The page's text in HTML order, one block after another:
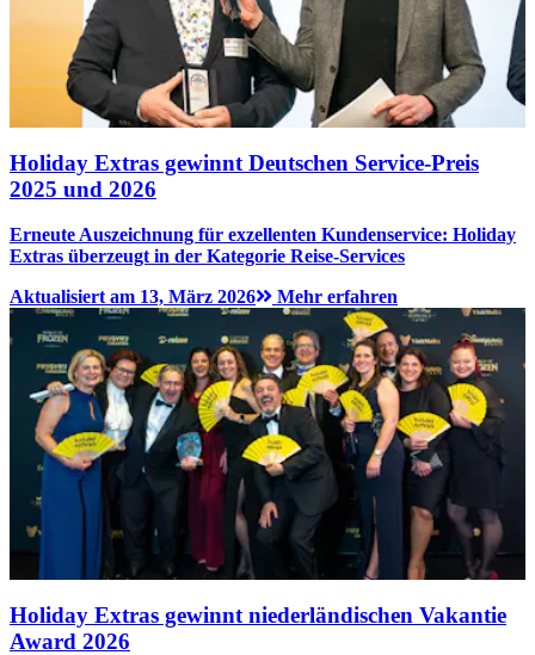
Holiday Extras gewinnt Deutschen Service-Preis
2025 und 2026
Erneute Auszeichnung für exzellenten Kundenservice: Holiday
Extras überzeugt in der Kategorie Reise-Services
Aktualisiert am 13, März 2026
Mehr erfahren
Holiday Extras gewinnt niederländischen Vakantie
Award 2026